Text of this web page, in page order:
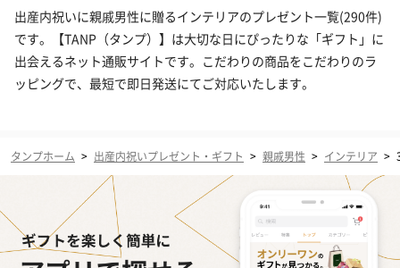
出産内祝いに親戚男性に贈るインテリアのプレゼント一覧(290件)
です。【TANP（タンプ）】は大切な日にぴったりな「ギフト」に
出会えるネット通販サイトです。こだわりの商品をこだわりのラ
ッピングで、最短で即日発送にてご対応いたします。
タンプホーム > 出産内祝いプレゼント・ギフト > 親戚男性 > インテリア >